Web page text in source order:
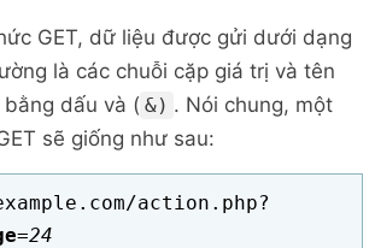
GET, dữ liệu được gửi dưới dạng
là các chuỗi cặp giá trị và tên
dấu và ( &) . Nói chung, một
sẽ giống như sau:
action.php?
=24